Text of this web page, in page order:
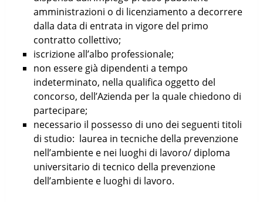
amministrazioni o di licenziamento a decorrere
dalla data di entrata in vigore del primo
contratto collettivo;
iscrizione all’albo professionale;
non essere già dipendenti a tempo
indeterminato, nella qualifica oggetto del
concorso, dell’Azienda per la quale chiedono di
partecipare;
necessario il possesso di uno dei seguenti titoli
di studio: laurea in tecniche della prevenzione
nell’ambiente e nei luoghi di lavoro/ diploma
universitario di tecnico della prevenzione
dell’ambiente e luoghi di lavoro.